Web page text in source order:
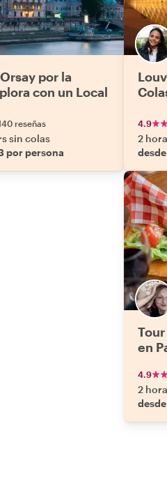
por la
con un Local
reseñas
sin colas
por persona
4.9
2
en
4.9
2